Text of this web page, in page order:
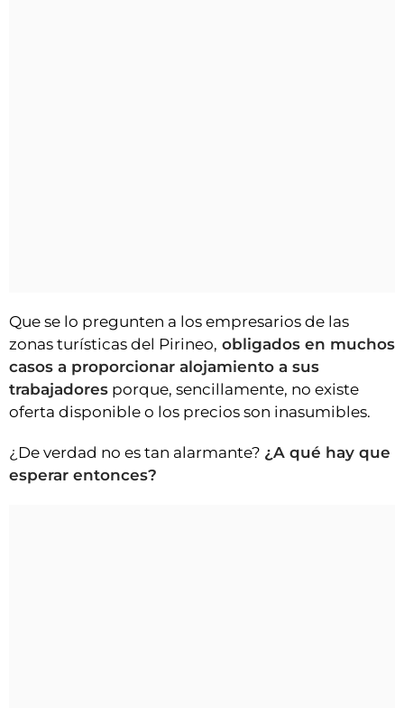
Que se lo pregunten a los empresarios de las
zonas turísticas del Pirineo, obligados en muchos
casos a proporcionar alojamiento a sus
trabajadores porque, sencillamente, no existe
oferta disponible o los precios son inasumibles.
¿De verdad no es tan alarmante? ¿A qué hay que
esperar entonces?